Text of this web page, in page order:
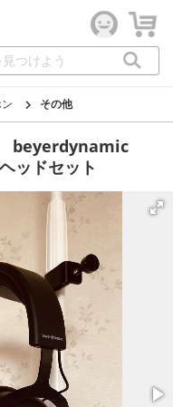
その他
beyerdynamic
ッドセット